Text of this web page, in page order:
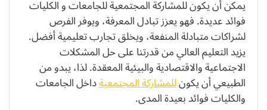
يمكن أن يكون للمشاركة المجتمعية للجامعات و الكليات
فوائد عديدة. فهو يعزز تبادل المعرفة، ويوفر الفرص
لشراكات متبادلة المنفعة، ويخلق تجارب تعليمية أفضل.
يزيد التعليم العالي من قدرتنا على حل المشكلات
الاجتماعية والاقتصادية والبيئية المعقدة. لذا، يبدو من
الطبيعي أن يكونللمشاركة المجتمعيةداخل الجامعات
والكليات فوائد بعيدة المدى.